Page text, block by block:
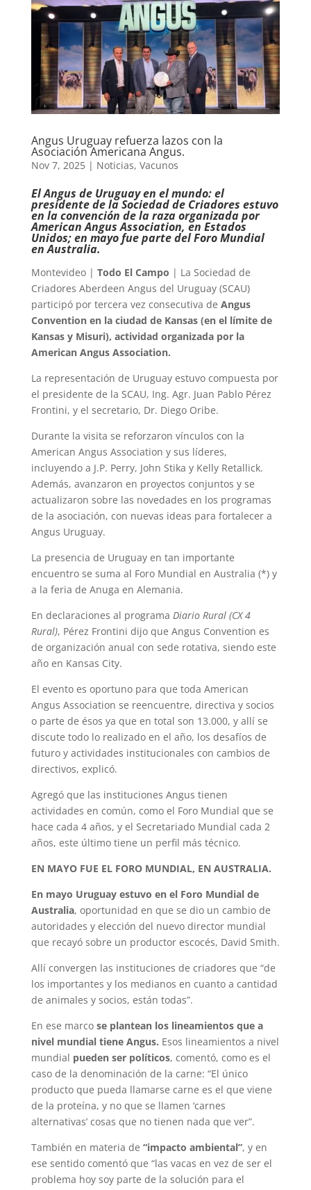
Angus Uruguay refuerza lazos con la
Asociación Americana Angus.
Nov 7, 2025| Noticias, Vacunos
El Angus de Uruguay en el mundo: el
presidente de la Sociedad de Criadores estuvo
en la convención de la raza organizada por
American Angus Association, en Estados
Unidos; en mayo fue parte del Foro Mundial
en Australia.
Montevideo | Todo El Campo | La Sociedad de
Criadores Aberdeen Angus del Uruguay (SCAU)
participó por tercera vez consecutiva de Angus
Convention en la ciudad de Kansas (en el límite de
Kansas y Misuri), actividad organizada por la
American Angus Association.
La representación de Uruguay estuvo compuesta por
el presidente de la SCAU, Ing. Agr. Juan Pablo Pérez
Frontini, y el secretario, Dr. Diego Oribe.
Durante la visita se reforzaron vínculos con la
American Angus Association y sus líderes,
incluyendo a J.P. Perry, John Stika y Kelly Retallick.
Además, avanzaron en proyectos conjuntos y se
actualizaron sobre las novedades en los programas
de la asociación, con nuevas ideas para fortalecer a
Angus Uruguay.
La presencia de Uruguay en tan importante
encuentro se suma al Foro Mundial en Australia (*) y
a la feria de Anuga en Alemania.
En declaraciones al programa Diario Rural (CX 4
Rural), Pérez Frontini dijo que Angus Convention es
de organización anual con sede rotativa, siendo este
año en Kansas City.
El evento es oportuno para que toda American
Angus Association se reencuentre, directiva y socios
o parte de ésos ya que en total son 13.000, y allí se
discute todo lo realizado en el año, los desafíos de
futuro y actividades institucionales con cambios de
directivos, explicó.
Agregó que las instituciones Angus tienen
actividades en común, como el Foro Mundial que se
hace cada 4 años, y el Secretariado Mundial cada 2
años, este último tiene un perfil más técnico.
EN MAYO FUE EL FORO MUNDIAL, EN AUSTRALIA.
En mayo Uruguay estuvo en el Foro Mundial de
Australia, oportunidad en que se dio un cambio de
autoridades y elección del nuevo director mundial
que recayó sobre un productor escocés, David Smith.
Allí convergen las instituciones de criadores que “de
los importantes y los medianos en cuanto a cantidad
de animales y socios, están todas”.
En ese marco se plantean los lineamientos que a
nivel mundial tiene Angus. Esos lineamientos a nivel
mundial pueden ser políticos, comentó, como es el
caso de la denominación de la carne: “El único
producto que pueda llamarse carne es el que viene
de la proteína, y no que se llamen ‘carnes
alternativas’ cosas que no tienen nada que ver”.
También en materia de “impacto ambiental”, y en
ese sentido comentó que “las vacas en vez de ser el
problema hoy soy parte de la solución para el